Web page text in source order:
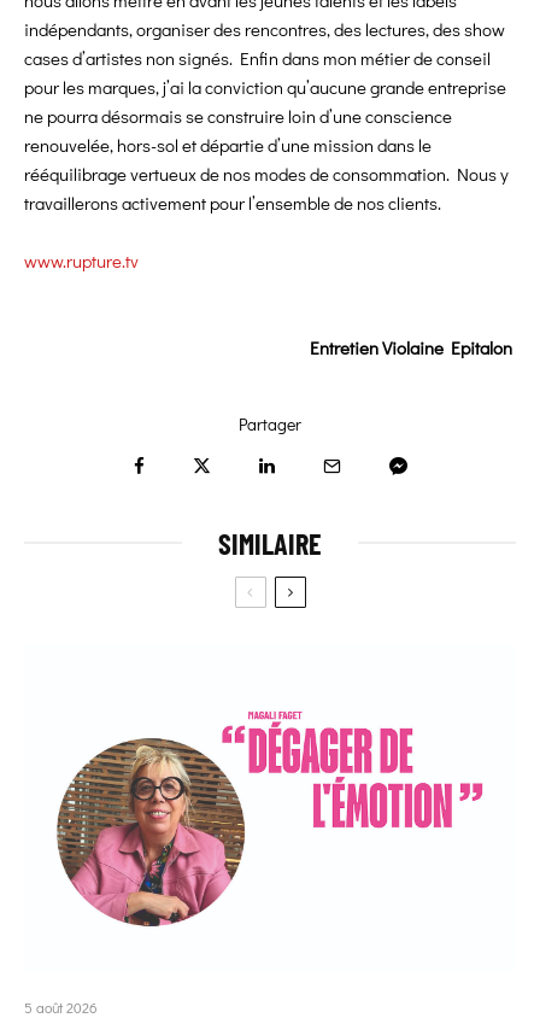
indépendants, organiser des rencontres, des lectures, des show
cases d’artistes non signés. Enfin dans mon métier de conseil
pour les marques, j’ai la conviction qu’aucune grande entreprise
ne pourra désormais se construire loin d’une conscience
renouvelée, hors-sol et départie d’une mission dans le
rééquilibrage vertueux de nos modes de consommation. Nous y
travaillerons activement pour l’ensemble de nos clients.
www.rupture.tv
Entretien Violaine Epitalon
Partager
SIMILAIRE
5 août 2026